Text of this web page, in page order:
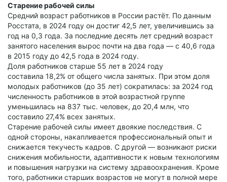
Старение рабочей силы
Средний возраст работников в России растёт. По данным
Росстата, в 2024 году он достиг 42,5 лет, увеличившись за
год на 0,3 года. За последние десять лет средний возраст
занятого населения вырос почти на два года — с 40,6 года
в 2015 году до 42,5 года в 2024 году.
Доля работников старше 55 лет в 2024 году
составила 18,2% от общего числа занятых. При этом доля
молодых работников (до 35 лет) сократилась: за 2024 год
численность работников в этой возрастной группе
уменьшилась на 837 тыс. человек, до 20,4 млн, что
составило 27,4% всех занятых.
Старение рабочей силы имеет двоякие последствия. С
одной стороны, накапливается профессиональный опыт и
снижается текучесть кадров. С другой — возникают риски
снижения мобильности, адаптивности к новым технологиям
и повышения нагрузки на систему здравоохранения. Кроме
того, работники старших возрастов не могут в полной мере